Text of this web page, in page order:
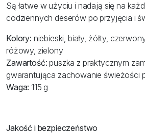
Są łatwe w użyciu i nadają się na
codziennych deserów po przyjęcia i
Kolory: niebieski, biały, żółty,
różowy, zielony
Zawartość: puszka z praktycznym
gwarantująca zachowanie świeżości
Waga: 115 g
Jakość i bezpieczeństwo